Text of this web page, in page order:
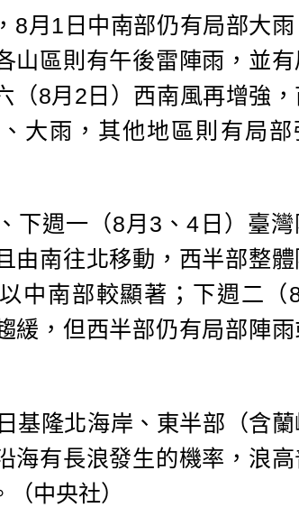
8月1日中南部仍有局部大雨
山區則有午後雷陣雨，並有
（8月2日）西南風再增強，
大雨，其他地區則有局部
下週一（8月3、4日）臺灣
由南往北移動，西半部整體
中南部較顯著；下週二（
緩，但西半部仍有局部陣
基隆北海岸、東半部（含蘭
海有長浪發生的機率，浪高
中央社）